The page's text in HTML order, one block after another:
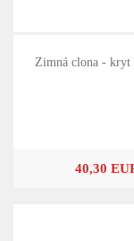
Zimná clona - kryt
40,30